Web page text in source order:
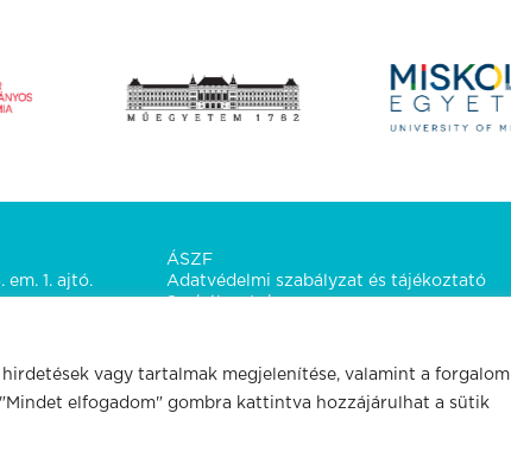
vagy tartalmak megjelenítése, valamint a forgalom
elfogadom" gombra kattintva hozzájárulhat a sütik
1. ajtó.
ÁSZF
Adatvédelmi szabályzat és tájékoztató
Szabályzatok